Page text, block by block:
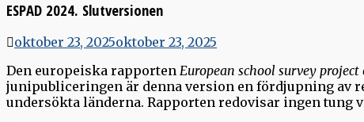
ESPAD 2024. Slutversionen
oktober 23, 2025oktober 23, 2025
Den europeiska rapporten European school survey
junipubliceringen är denna version en fördjupning av
undersökta länderna. Rapporten redovisar ingen tung